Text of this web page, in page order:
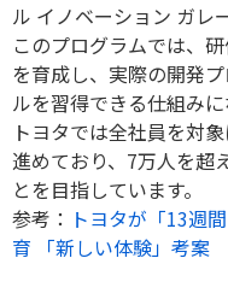
ル イノベーション ガレ
このプログラムでは、
を育成し、実際の開発
ルを習得できる仕組みに
トヨタでは全社員を対
進めており、 7万人を超
とを目指しています。
参考： トヨタが「13週
育 「新しい体験」考案